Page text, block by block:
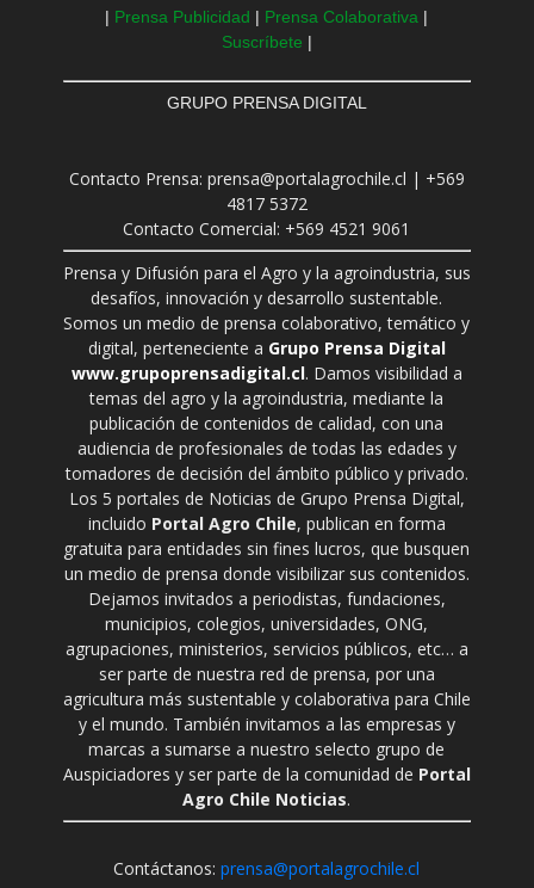
| Prensa Publicidad | Prensa Colaborativa |
Suscríbete |
GRUPO PRENSA DIGITAL
Contacto Prensa: prensa@portalagrochile.cl | +569
4817 5372
Contacto Comercial: +569 4521 9061
Prensa y Difusión para el Agro y la agroindustria, sus
desafíos, innovación y desarrollo sustentable.
Somos un medio de prensa colaborativo, temático y
digital, perteneciente a Grupo Prensa Digital
www.grupoprensadigital.cl. Damos visibilidad a
temas del agro y la agroindustria, mediante la
publicación de contenidos de calidad, con una
audiencia de profesionales de todas las edades y
tomadores de decisión del ámbito público y privado.
Los 5 portales de Noticias de Grupo Prensa Digital,
incluido Portal Agro Chile, publican en forma
gratuita para entidades sin fines lucros, que busquen
un medio de prensa donde visibilizar sus contenidos.
Dejamos invitados a periodistas, fundaciones,
municipios, colegios, universidades, ONG,
agrupaciones, ministerios, servicios públicos, etc… a
ser parte de nuestra red de prensa, por una
agricultura más sustentable y colaborativa para Chile
y el mundo. También invitamos a las empresas y
marcas a sumarse a nuestro selecto grupo de
Auspiciadores y ser parte de la comunidad de Portal
Agro Chile Noticias.
Contáctanos:prensa@portalagrochile.cl